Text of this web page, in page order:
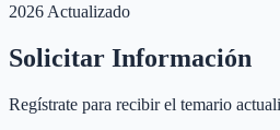
2026 Actualizado
Solicitar Información
Regístrate para recibir el temario